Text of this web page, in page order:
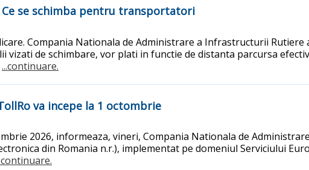
se schimba pentru transportatori
Compania Nationala de Administrare a Infrastructurii
de schimbare, vor plati in functie de distanta parcursa
...continuare.
va incepe la 1 octombrie
2026, informeaza, vineri, Compania Nationala de
din Romania n.r.), implementat pe domeniul Serviciului